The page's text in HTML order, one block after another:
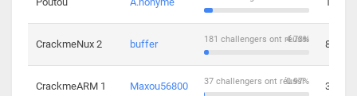
CrackmeNux 2 buffer 4.73%
181 challengers ont réussi 8
CrackmeARM 1 Maxou56800 0.97%
37 challengers ont réussi 3